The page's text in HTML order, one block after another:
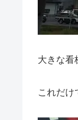
大きな看
これだけ